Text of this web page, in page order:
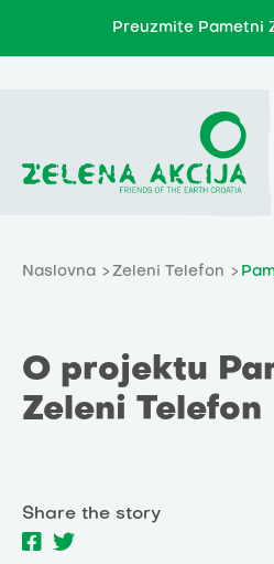
Preuzmite Pametni
Naslovna Zeleni Telefon
O projektu
Zeleni Telefon
Share the story